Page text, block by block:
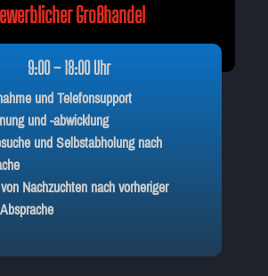
Großhandel
9:00 – 18:00 Uhr
und Telefonsupport
und -abwicklung
und Selbstabholung nach
Nachzuchten nach vorheriger